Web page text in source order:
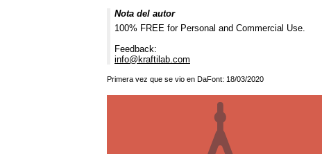
Nota del autor
100% FREE for Personal and Commercial Use.
Feedback:
info@kraftilab.com
Primera vez que se vio en DaFont: 18/03/2020